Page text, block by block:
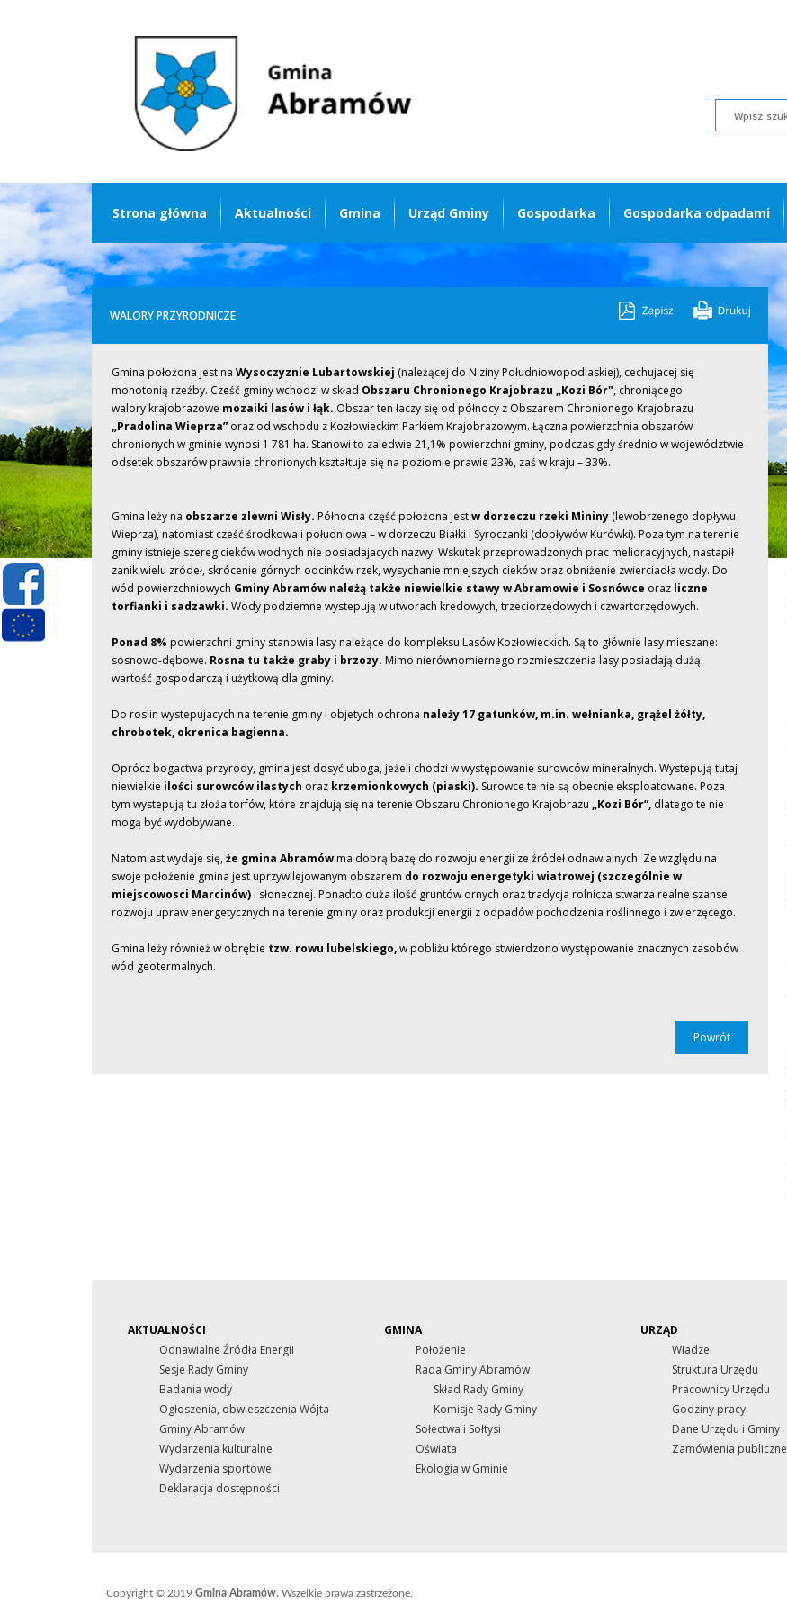
Strona główna Aktualności Gmina Urząd Gminy Gospodarka Gospodarka odpadami
WALORY PRZYRODNICZE
Gmina położona jest na Wysoczyznie Lubartowskiej (należącej do Niziny Południowopodlaskiej), cechujacej się
monotonią rzeźby. Cześć gminy wchodzi w skład Obszaru Chronionego Krajobrazu „Kozi Bór", chroniącego
walory krajobrazowe mozaiki lasów i łąk. Obszar ten łaczy się od północy z Obszarem Chronionego Krajobrazu
„Pradolina Wieprza” oraz od wschodu z Kozłowieckim Parkiem Krajobrazowym. Łączna powierzchnia obszarów
chronionych w gminie wynosi 1 781 ha. Stanowi to zaledwie 21,1% powierzchni gminy, podczas gdy średnio w województwie
odsetek obszarów prawnie chronionych kształtuje się na poziomie prawie 23%, zaś w kraju – 33%.
Gmina leży na obszarze zlewni Wisły. Północna część położona jestw dorzeczu rzeki Mininy (lewobrzenego dopływu
Wieprza), natomiast cześć środkowa i południowa – w dorzeczu Białki i Syroczanki (dopływów Kurówki). Poza tym na terenie
gminy istnieje szereg cieków wodnych nie posiadajacych nazwy. Wskutek przeprowadzonych prac melioracyjnych, nastapił
zanik wielu zródeł, skrócenie górnych odcinków rzek, wysychanie mniejszych cieków oraz obniżenie zwierciadła wody. Do
wód powierzchniowych Gminy Abramów należą także niewielkie stawy w Abramowie i Sosnówce oraz liczne
torfianki i sadzawki. Wody podziemne wystepują w utworach kredowych, trzeciorzędowych i czwartorzędowych.
Ponad 8% powierzchni gminy stanowia lasy należące do kompleksu Lasów Kozłowieckich. Są to głównie lasy mieszane:
sosnowo-dębowe. Rosna tu także graby i brzozy. Mimo nierównomiernego rozmieszczenia lasy posiadają dużą
wartość gospodarczą i użytkową dla gminy.
Do roslin wystepujacych na terenie gminy i objetych ochrona należy 17 gatunków, m.in. wełnianka, grążel żółty,
chrobotek, okrenica bagienna.
Oprócz bogactwa przyrody, gmina jest dosyć uboga, jeżeli chodzi w występowanie surowców mineralnych. Wystepują tutaj
niewielkie ilości surowców ilastych oraz krzemionkowych (piaski). Surowce te nie są obecnie eksploatowane. Poza
tym wystepują tu złoża torfów, które znajdują się na terenie Obszaru Chronionego Krajobrazu „Kozi Bór”, dlatego te nie
mogą być wydobywane.
Natomiast wydaje się,że gmina Abramów ma dobrą bazę do rozwoju energii ze źródeł odnawialnych. Ze względu na
swoje położenie gmina jest uprzywilejowanym obszarem do rozwoju energetyki wiatrowej (szczególnie w
miejscowosci Marcinów) i słonecznej. Ponadto duża ilość gruntów ornych oraz tradycja rolnicza stwarza realne szanse
rozwoju upraw energetycznych na terenie gminy oraz produkcji energii z odpadów pochodzenia roślinnego i zwierzęcego.
Gmina leży również w obrębie tzw. rowu lubelskiego,w pobliżu którego stwierdzono występowanie znacznych zasobów
wód geotermalnych.
Powrót
AKTUALNOŚCI
Odnawialne Źródła Energii
Sesje Rady Gminy
Badania wody
Ogłoszenia, obwieszczenia Wójta
Gminy Abramów
Wydarzenia kulturalne
Wydarzenia sportowe
Deklaracja dostępności
GMINA
Położenie
Rada Gminy Abramów
Skład Rady Gminy
Komisje Rady Gminy
Sołectwa i Sołtysi
Oświata
Ekologia w Gminie
URZĄD
Władze
Struktura Urzędu
Pracownicy Urzędu
Godziny pracy
Dane Urzędu i Gminy
Zamówienia publiczne
Copyright © 2019 Gmina Abramów. Wszelkie prawa zastrzeżone.